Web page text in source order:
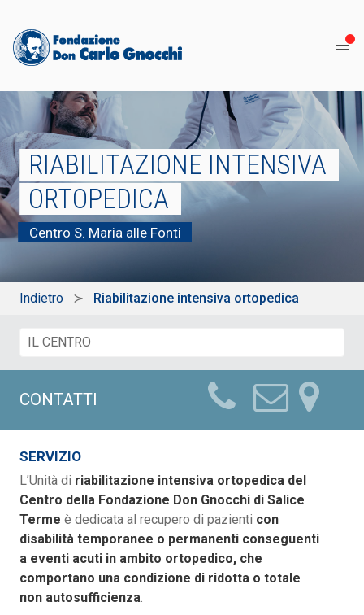
RIABILITAZIONE INTENSIVA
ORTOPEDICA
Centro S. Maria alle Fonti
Indietro Riabilitazione intensiva ortopedica
CONTATTI
SERVIZIO
L’Unità di riabilitazione intensiva ortopedica del
Centro della Fondazione Don Gnocchi di Salice
Terme è dedicata al recupero di pazienti con
disabilità temporanee o permanenti conseguenti
a eventi acuti in ambito ortopedico, che
comportano una condizione di ridotta o totale
non autosufficienza